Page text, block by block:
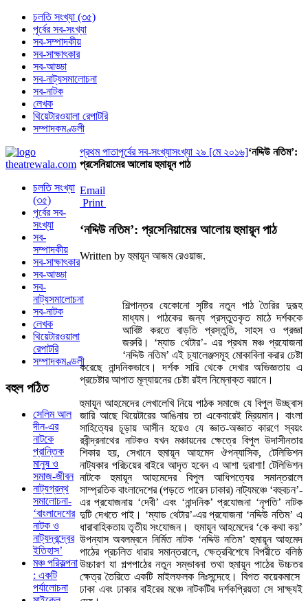
চলতি সংখ্যা (৩৫)
পূর্বের সব-সংখ্যা
সব-সম্পাদকীয়
সব-সাক্ষাৎকার
সব-আড্ডা
সব-নাট্যসমালোচনা
সব-নাটক
লেখক
থিয়েটারওয়ালা রেপাটরি
সম্পাদকমণ্ডলী
প্রথম পাতাপূর্বের সব-সংখ্যাসংখ্যা ২৯ [মে ২০১৬]‘নদ্দিউ নতিম’:
প্রসেনিয়ামের আলোয় হুমায়ূন পাঠ
Email
Print
‘নদ্দিউ নতিম’: প্রসেনিয়ামের আলোয় হুমায়ূন পাঠ
Written by হুমায়ূন আজম রেওয়াজ.
শিল্পান্তর যেকোনো সৃষ্টির নতুন পাঠ তৈরির দুরূহ
মাধ্যম। পাঠকের জন্য প্রস্তুতকৃত মাঠে দর্শককে
আবিষ্ট করতে বাড়তি প্রস্তুতি, সাহস ও প্রজ্ঞা
জরুরি। ‘ম্যাড থেটার’- এর প্রথম মঞ্চ প্রযোজনা
‘নদ্দিউ নতিম’ এই চ্যালেঞ্জসমূহ মোকাবিলা করার চেষ্টা
করেছে নান্দনিকভাবে। দর্শক সারি থেকে দেখার অভিজ্ঞতায় এ
প্রচেষ্টার আপাত মূল্যায়নের চেষ্টা রইল নিম্নোক্ত বয়ানে।
হুমায়ূন আহমেদের লেখালেখি নিয়ে পাঠক সমাজে যে বিপুল উচ্ছ্বাস
জারি আছে থিয়েটারের আঙিনায় তা একেবারেই ম্রিয়মান। বাংলা
সাহিত্যের চূড়ায় আসীন হয়েও যে জ্ঞাত-অজ্ঞাত কারণে স্বয়ং
রবীন্দ্রনাথের নাটকও যখন মঞ্চায়নের ক্ষেত্রে বিপুল উদাসীনতার
শিকার হয়, সেখানে হুমায়ূন আহমেদ ঔপন্যাসিক, টেলিভিশন
নাট্যকার পরিচয়ের বাইরে আদৃত হবেন এ আশা দুরাশা! টেলিভিশন
নাটকে হুমায়ূন আহমেদের বিপুল আধিপত্যের সমান্তরালে
সাম্প্রতিক বাংলাদেশের (পড়তে পারেন ঢাকার) নাট্যমঞ্চে ‘বহুবচন’-
এর প্রযোজনায় ‘দেবী’ এবং ‘নান্দনিক’ প্রযোজনা ‘নৃপতি’ নাটক
দুটি দেখতে পাই। ‘ম্যাড থেটার’-এর প্রযোজনা ‘নদ্দিউ নতিম’ এ
ধারাবাহিকতায় তৃতীয় সংযোজন। হুমায়ূন আহমেদের ‘কে কথা কয়’
উপন্যাস অবলম্বনে নির্মিত নাটক ‘নদ্দিউ নতিম’ হুমায়ূন আহমেদ
পাঠের প্রচলিত ধারার সমান্তরালে, ক্ষেত্রবিশেষে বিপরীতে বলিষ্ঠ
উচ্চারণ যা গল্পপাঠের নতুন সম্ভাবনা তথা হুমায়ূন পাঠের উচ্চতর
ক্ষেত্র তৈরিতে একটি মাইলফলক নিঃসন্দেহে। বিগত কয়েকমাসে
ঢাকা এবং ঢাকার বাইরের মঞ্চে নাটকটির দর্শকপ্রিয়তা সে সাক্ষ্যই
চলতি সংখ্যা
(৩৫)
পূর্বের সব-
সংখ্যা
সব-
সম্পাদকীয়
সব-সাক্ষাৎকার
সব-আড্ডা
সব-
নাট্যসমালোচনা
সব-নাটক
লেখক
থিয়েটারওয়ালা
রেপাটরি
সম্পাদকমণ্ডলী
বহুলপঠিত
সেলিম আল
দীন-এর
নাটকে
প্রান্তিক
মানুষ ও
সমাজ-জীবন
নাট্যগ্রন্থ
সমালোচনা-
‘বাংলাদেশের
নাটক ও
নাট্যদ্বন্দ্বের
ইতিহাস’
মঞ্চ পরিকল্পনা
: একটি
পর্যালোচনা